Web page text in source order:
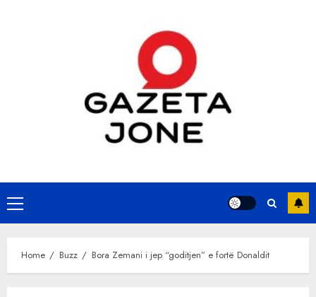
Primary
Menu
Home Buzz Bora Zemani i jep “goditjen” e fortë Donaldit